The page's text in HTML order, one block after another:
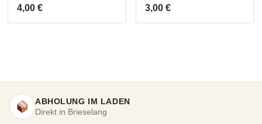
4,00 €
3,00€
ABHOLUNG IM LADEN
Direkt in Brieselang